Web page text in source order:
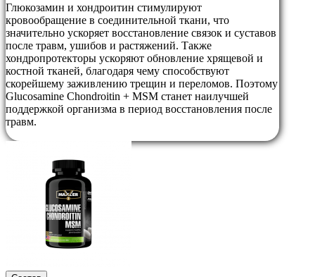
Глюкозамин и хондроитин стимулируют
кровообращение в соединительной ткани, что
значительно ускоряет восстановление связок и суставов
после травм, ушибов и растяжений. Также
хондропротекторы ускоряют обновление хрящевой и
костной тканей, благодаря чему способствуют
скорейшему заживлению трещин и переломов. Поэтому
Glucosamine Chondroitin + MSM станет наилучшей
поддержкой организма в период восстановления после
травм.